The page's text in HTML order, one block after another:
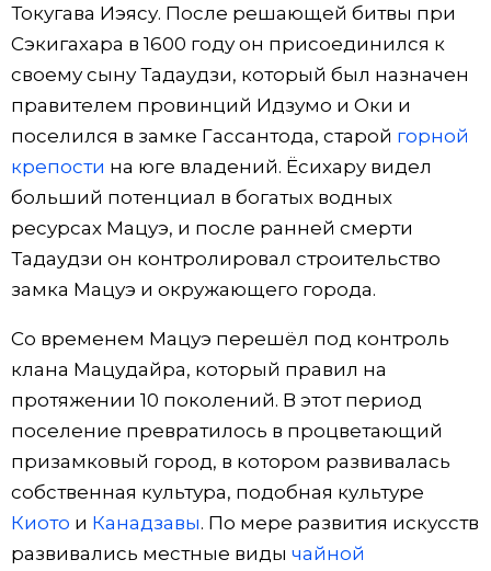
Токугава Иэясу. После решающей битвы при
Сэкигахара в 1600 году он присоединился к
своему сыну Тадаудзи, который был назначен
правителем провинций Идзумо и Оки и
поселился в замке Гассантода, старой горной
крепости на юге владений. Ёсихару видел
больший потенциал в богатых водных
ресурсах Мацуэ, и после ранней смерти
Тадаудзи он контролировал строительство
замка Мацуэ и окружающего города.
Со временем Мацуэ перешёл под контроль
клана Мацудайра, который правил на
протяжении 10 поколений. В этот период
поселение превратилось в процветающий
призамковый город, в котором развивалась
собственная культура, подобная культуре
Киото и Канадзавы. По мере развития искусств
развивались местные виды чайной